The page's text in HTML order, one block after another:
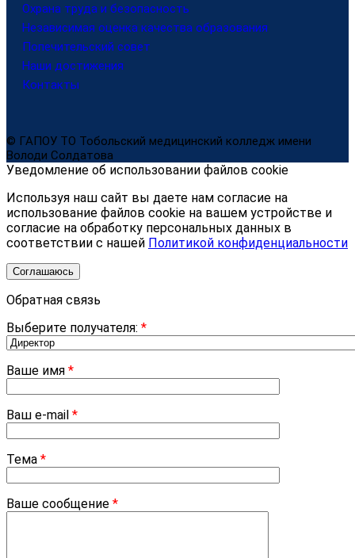
Охрана труда и безопасность
Независимая оценка качества образования
Попечительский совет
Наши достижения
Контакты
© ГАПОУ ТО Тобольский медицинский колледж имени
Володи Солдатова
Уведомление об использовании файлов cookie
Используя наш сайт вы даете нам согласие на
использование файлов cookie на вашем устройстве и
согласие на обработку персональных данных в
соответствии с нашей Политикой конфиденциальности
Соглашаюсь
Обратная связь
Выберите получателя: *
Ваше имя *
Ваш e-mail *
Тема *
Ваше сообщение *